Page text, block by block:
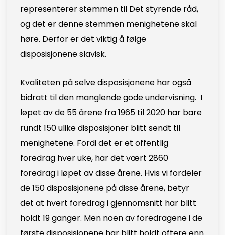
representerer stemmen til Det styrende råd,
og det er denne stemmen menighetene skal
høre. Derfor er det viktig å følge
disposisjonene slavisk.
Kvaliteten på selve disposisjonene har også
bidratt til den manglende gode undervisning. I
løpet av de 55 årene fra 1965 til 2020 har bare
rundt 150 ulike disposisjoner blitt sendt til
menighetene. Fordi det er et offentlig
foredrag hver uke, har det vært 2860
foredrag i løpet av disse årene. Hvis vi fordeler
de 150 disposisjonene på disse årene, betyr
det at hvert foredrag i gjennomsnitt har blitt
holdt 19 ganger. Men noen av foredragene i de